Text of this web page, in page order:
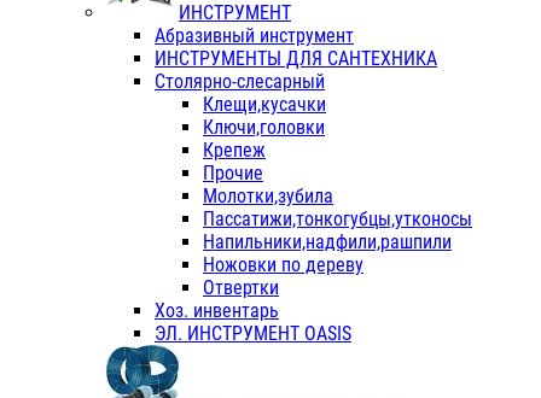
ИНСТРУМЕНТ
Абразивный инструмент
ИНСТРУМЕНТЫ ДЛЯ САНТЕХНИКА
Столярно-слесарный
Клещи,кусачки
Ключи,головки
Крепеж
Прочие
Молотки,зубила
Пассатижи,тонкогубцы,утконосы
Напильники,надфили,рашпили
Ножовки по дереву
Отвертки
Хоз. инвентарь
ЭЛ. ИНСТРУМЕНТ OASIS